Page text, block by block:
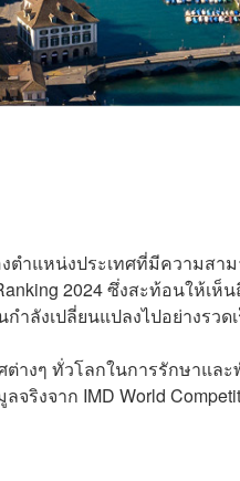
ตำแหน่งประเทศที่มีความส
2024 ซึ่งสะท้อนให้เ
ำลังเปลี่ยนแปลงไปอย่างรวด
ต่างๆ ทั่วโลกในการรักษาแ
ริงจาก IMD World